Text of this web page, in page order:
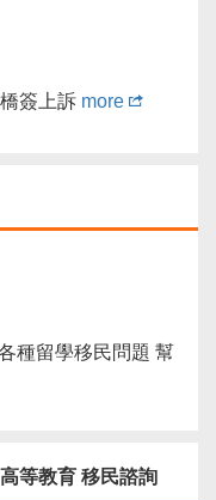
簽上訴 more
種留學移民問題 幫
等教育 移民諮詢